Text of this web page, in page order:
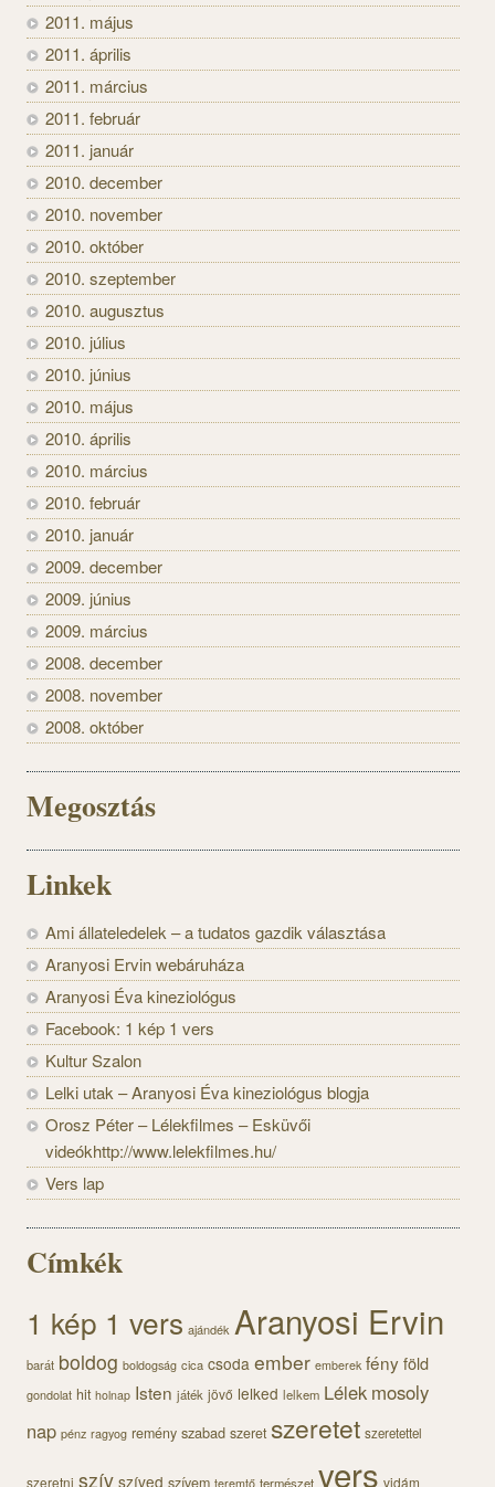
2011. május
2011. április
2011. március
2011. február
2011. január
2010. december
2010. november
2010. október
2010. szeptember
2010. augusztus
2010. július
2010. június
2010. május
2010. április
2010. március
2010. február
2010. január
2009. december
2009. június
2009. március
2008. december
2008. november
2008. október
Megosztás
Linkek
Ami állateledelek – a tudatos gazdik választása
Aranyosi Ervin webáruháza
Aranyosi Éva kineziológus
Facebook: 1 kép 1 vers
Kultur Szalon
Lelki utak – Aranyosi Éva kineziológus blogja
Orosz Péter – Lélekfilmes – Esküvői
videókhttp://www.lelekfilmes.hu/
Vers lap
Címkék
1 kép 1 vers ajándék Aranyosi Ervin
barát boldog boldogság cica csoda ember emberek fényföld
gondolat hit holnap Isten játék jövő lelked lelkem Lélek mosoly
nap pénz ragyog remény szabad szeret szeretet szeretettel
szeretni szív szíved teremtő természet vers vidám